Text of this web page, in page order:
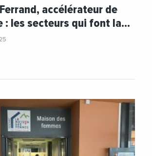
#Economie
#Emploi
#Innovationaccélérateur de
: les secteurs qui font la…